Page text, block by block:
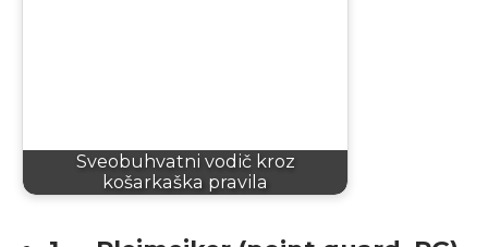
Sveobuhvatni vodič kroz
košarkaška pravila